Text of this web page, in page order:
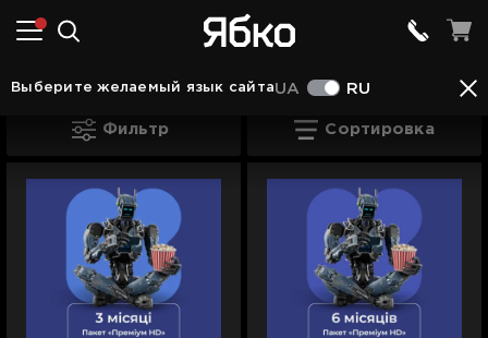
Выберите желаемый язык сайтаUA RU
ТВ подписки в Шептицком
ТВ подписки в Шептицком
Фильтр Сортировка